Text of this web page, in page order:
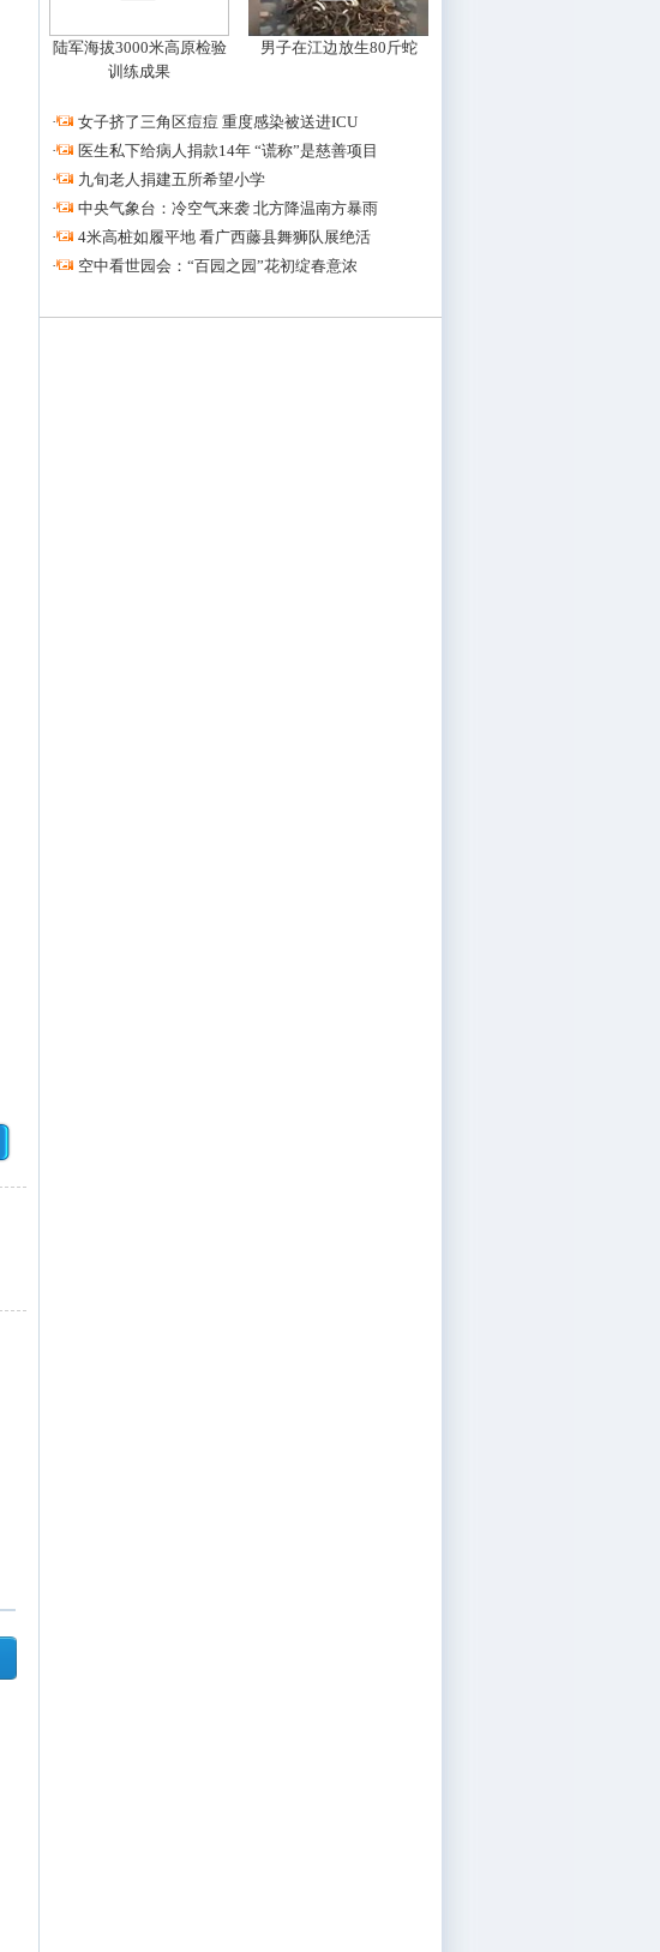
陆军海拔3000米高原检验
训练成果
男子在江边放生80斤蛇
·
女子挤了三角区痘痘 重度感染被送进ICU
·
医生私下给病人捐款14年 “谎称”是慈善项目
·
九旬老人捐建五所希望小学
·
中央气象台：冷空气来袭 北方降温南方暴雨
·
4米高桩如履平地 看广西藤县舞狮队展绝活
·
空中看世园会：“百园之园”花初绽春意浓